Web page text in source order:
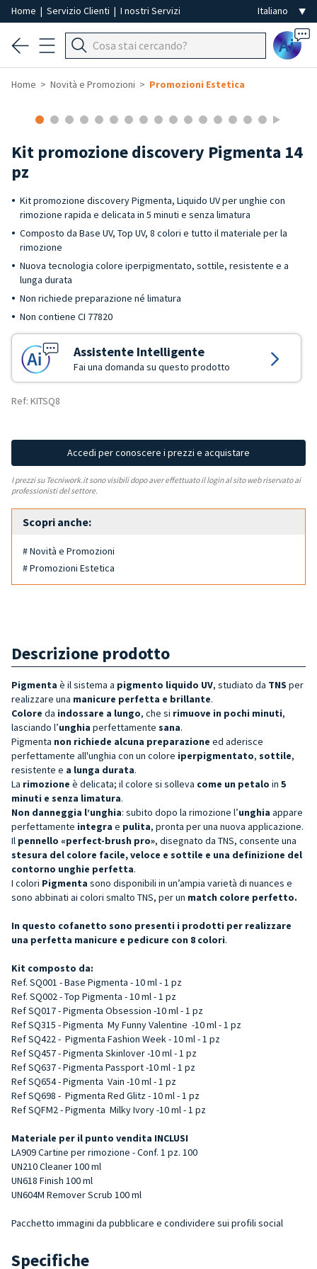
Home | Servizio Clienti | I nostri Servizi
Ai
Home Novità e Promozioni Promozioni Estetica
Kit promozione discovery Pigmenta 14
pz
Kit promozione discovery Pigmenta, Liquido UV per unghie con
rimozione rapida e delicata in 5 minuti e senza limatura
Composto da Base UV, Top UV, 8 colori e tutto il materiale per la
rimozione
Nuova tecnologia colore iperpigmentato, sottile, resistente e a
lunga durata
Non richiede preparazione né limatura
Non contiene CI 77820
Assistente Intelligente
Fai una domanda su questo prodotto
Ref: KITSQ8
Accedi per conoscere i prezzi e acquistare
I prezzi su Tecniwork.it sono visibili dopo aver effettuato il login al sito web riservato ai
professionisti del settore.
Scopri anche:
# Novità e Promozioni
# Promozioni Estetica
Descrizione prodotto
Pigmenta è il sistema a pigmento liquido UV, studiato da TNS per
realizzare una manicure perfetta e brillante.
Colore da indossare a lungo, che si rimuove in pochi minuti,
lasciando l’unghia perfettamente sana.
Pigmenta non richiede alcuna preparazione ed aderisce
perfettamente all'unghia con un colore iperpigmentato, sottile,
resistente e a lunga durata.
La rimozione è delicata; il colore si solleva come un petalo in 5
minuti e senza limatura.
Non danneggia l’unghia: subito dopo la rimozione l’unghia appare
perfettamente integra e pulita, pronta per una nuova applicazione.
Il pennello «perfect-brush pro», disegnato da TNS, consente una
stesura del colore facile, veloce e sottile e una definizione del
contorno unghie perfetta.
I colori Pigmenta sono disponibili in un’ampia varietà di nuances e
sono abbinati ai colori smalto TNS, per un match colore perfetto.
In questo cofanetto sono presenti i prodotti per realizzare
una perfetta manicure e pedicure con 8 colori.
Kit composto da:
Ref. SQ001 - Base Pigmenta - 10 ml - 1 pz
Ref. SQ002 - Top Pigmenta - 10 ml - 1 pz
Ref SQ017 - Pigmenta Obsession -10 ml - 1 pz
Ref SQ315 - Pigmenta My Funny Valentine -10 ml - 1 pz
Ref SQ422 - Pigmenta Fashion Week - 10 ml - 1 pz
Ref SQ457 - Pigmenta Skinlover -10 ml - 1 pz
Ref SQ637 - Pigmenta Passport-10 ml - 1 pz
Ref SQ654 - Pigmenta Vain -10 ml - 1 pz
Ref SQ698 - Pigmenta Red Glitz - 10 ml - 1 pz
Ref SQFM2 - Pigmenta Milky Ivory -10 ml - 1 pz
Materiale per il punto vendita INCLUSI
LA909 Cartine per rimozione - Conf. 1 pz. 100
UN210 Cleaner 100 ml
UN618 Finish 100 ml
UN604M Remover Scrub 100 ml
Pacchetto immagini da pubblicare e condividere sui profili social
Specifiche